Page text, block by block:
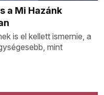
a Mi Hazánk
is el kellett ismernie, a
mint